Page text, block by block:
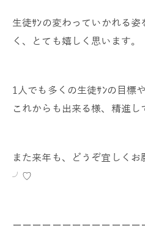
生徒ｻﾝの変わっていかれる
く、とても嬉しく思います。
1人でも多くの生徒ｻﾝの目標
これからも出来る様、精進し
また来年も、どうぞ宜しく
╯♡
ーーーーーーーーーーーー